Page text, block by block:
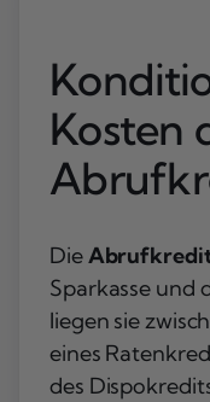
Kosten
Die
Sparkasse und
liegen sie
eines
des